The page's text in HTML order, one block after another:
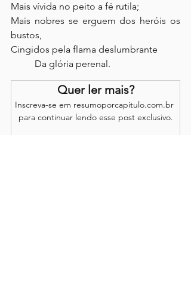
Mais vívida no peito a fé rutila;
Mais nobres se erguem dos heróis os
bustos,
Cingidos pela flama deslumbrante
	Da glória perenal.
Quer ler mais?
Inscreva-se em resumoporcapitulo.com.br
para continuar lendo esse post exclusivo.